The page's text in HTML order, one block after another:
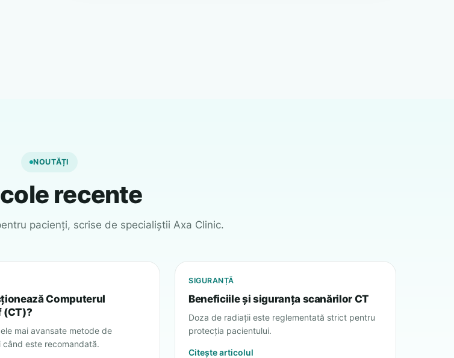
NOUTĂȚI
recente
pacienți, scrise de specialiștii Axa Clinic.
Computerul
(CT)?
mai avansate metode de
când este recomandată.
SIGURANȚĂ
Beneficiile și siguranța scanărilor CT
Doza de radiații este reglementată strict pentru
protecția pacientului.
Citește articolul